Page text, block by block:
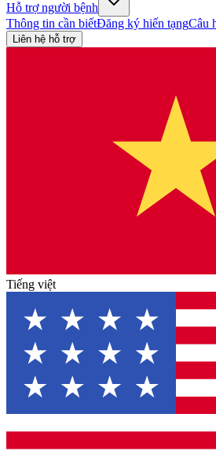
Hỗ trợ người bệnh
Thông tin cần biếtĐăng ký hiến tạngCâu
Liên hệ hỗ trợ
Tiếng việt